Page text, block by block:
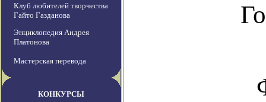
Клуб любителей творчества
Гайто Газданова
Энциклопедия Андрея
Платонова
Мастерская перевода
КОНКУРСЫ